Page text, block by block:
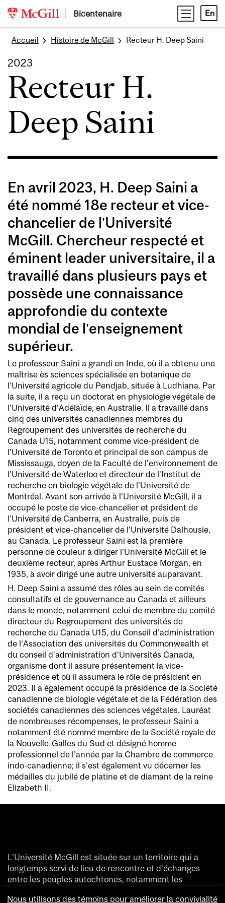
Skip
content
Bicentenaire En
Accueil Histoire de McGill Recteur H. Deep Saini
2023
Recteur H.
Deep Saini
En avril 2023, H. Deep Saini a
été nommé 18e recteur et vice-
chancelier de l’Université
McGill. Chercheur respecté et
éminent leader universitaire, il a
travaillé dans plusieurs pays et
possède une connaissance
approfondie du contexte
mondial de l’enseignement
supérieur.
Le professeur Saini a grandi en Inde, où il a obtenu une
maîtrise ès sciences spécialisée en botanique de
l’Université agricole du Pendjab, située à Ludhiana. Par
la suite, il a reçu un doctorat en physiologie végétale de
l’Université d’Adélaïde, en Australie. Il a travaillé dans
cinq des universités canadiennes membres du
Regroupement des universités de recherche du
Canada U15, notamment comme vice-président de
l’Université de Toronto et principal de son campus de
Mississauga, doyen de la Faculté de l’environnement de
l’Université de Waterloo et directeur de l’Institut de
recherche en biologie végétale de l’Université de
Montréal. Avant son arrivée à l’Université McGill, il a
occupé le poste de vice-chancelier et président de
l’Université de Canberra, en Australie, puis de
président et vice-chancelier de l’Université Dalhousie,
au Canada. Le professeur Saini est la première
personne de couleur à diriger l’Université McGill et le
deuxième recteur, après Arthur Eustace Morgan, en
1935, à avoir dirigé une autre université auparavant.
H. Deep Saini a assumé des rôles au sein de comités
consultatifs et de gouvernance au Canada et ailleurs
dans le monde, notamment celui de membre du comité
directeur du Regroupement des universités de
recherche du Canada U15, du Conseil d’administration
de l’Association des universités du Commonwealth et
du conseil d’administration d’Universités Canada,
organisme dont il assure présentement la vice-
présidence et où il assumera le rôle de président en
2023. Il a également occupé la présidence de la Société
canadienne de biologie végétale et de la Fédération des
sociétés canadiennes des sciences végétales. Lauréat
de nombreuses récompenses, le professeur Saini a
notamment été nommé membre de la Société royale de
la Nouvelle-Galles du Sud et désigné homme
professionnel de l’année par la Chambre de commerce
indo-canadienne; il s’est également vu décerner les
médailles du jubilé de platine et de diamant de la reine
Elizabeth II.
L’Université McGill est située sur un territoire qui a
longtemps servi de lieu de rencontre et d’échanges
entre les peuples autochtones, notamment les
Nous utilisons des témoins pour améliorer la convivialité